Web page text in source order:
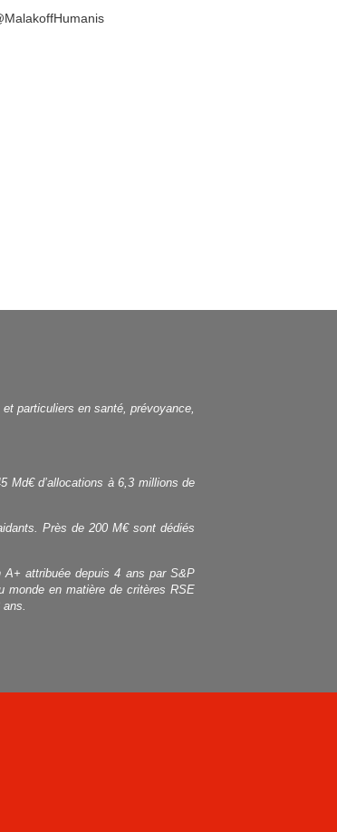
particuliers en santé, prévoyance,
Md€ d’allocations à 6,3 millions de
Près de 200 M€ sont dédiés
A+ attribuée depuis 4 ans par S&P
monde en matière de critères RSE